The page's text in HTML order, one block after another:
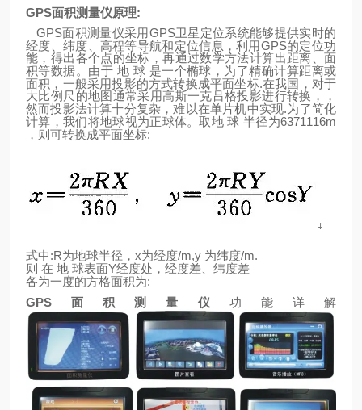
GPS面积测量仪原理:
GPS面积测量仪采用GPS卫星定位系统能够提供实时的
经度、纬度、高程等导航和定位信息，利用GPS的定位功
能，得出各个点的坐标，再通过数学方法计算出距离、面
积等数据。由于 地 球 是一个椭球，为了精确计算距离或
面积，一般采用投影的方式转换成平面坐标.在我国，对于
大比例尺的地图通常采用高斯一克吕格投影进行转换，，
然而投影法计算十分复杂，难以在单片机中实现.为了简化
计算，我们将地球视为正球体。取地 球 半径为6371116m
，则可转换成平面坐标:
式中:R为地球半径， x为经度/m,y 为纬度/m.
则 在 地 球表面Y经度处，经度差、纬度差
各为一度的方格面积为:
GPS 面积测量仪 功能详解